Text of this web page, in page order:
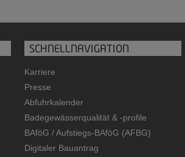
SCHNELLNAVIGATION
Karriere
Presse
Abfuhrkalender
Badegewässerqualität& -profile
BAföG / Aufstiegs-BAföG (AFBG)
Digitaler Bauantrag